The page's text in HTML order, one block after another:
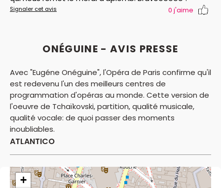
Signaler cet avis 0 j'aime
ONÉGUINE - AVIS PRESSE
Avec "Eugéne Onéguine", l'Opéra de Paris confirme qu'il
est redevenu l'un des meilleurs centres de
programmation d'opéras au monde. Cette version de
l'oeuvre de Tchaïkovski, partition, qualité musicale,
qualité vocale: de quoi passer des moments
inoubliables.
ATLANTICO
+